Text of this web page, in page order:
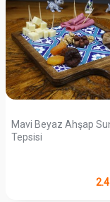
Mavi Beyaz Ahşap
Tepsisi